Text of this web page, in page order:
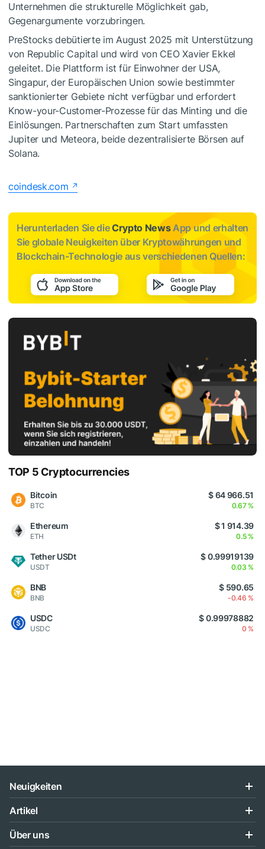
Unternehmen die strukturelle Möglichkeit gab,
Gegenargumente vorzubringen.
PreStocks debütierte im August 2025 mit Unterstützung
von Republic Capital und wird von CEO Xavier Ekkel
geleitet. Die Plattform ist für Einwohner der USA,
Singapur, der Europäischen Union sowie bestimmter
sanktionierter Gebiete nicht verfügbar und erfordert
Know-your-Customer-Prozesse für das Minting und die
Einlösungen. Partnerschaften zum Start umfassten
Jupiter und Meteora, beide dezentralisierte Börsen auf
Solana.
coindesk.com
Herunterladen Sie dieCrypto NewsApp und erhalten
Sie globale Neuigkeiten über Kryptowährungen und
Blockchain-Technologie aus verschiedenen Quellen:
TOP 5 Cryptocurrencies
Bitcoin
BTC
$ 64 966.51
0.67 %
Ethereum
ETH
$ 1 914.39
0.5 %
Tether USDt
USDT
$ 0.99919139
0.03 %
BNB
BNB
$ 590.65
-0.46 %
USDC
USDC
$ 0.99978882
0 %
Neuigkeiten
Artikel
Über uns